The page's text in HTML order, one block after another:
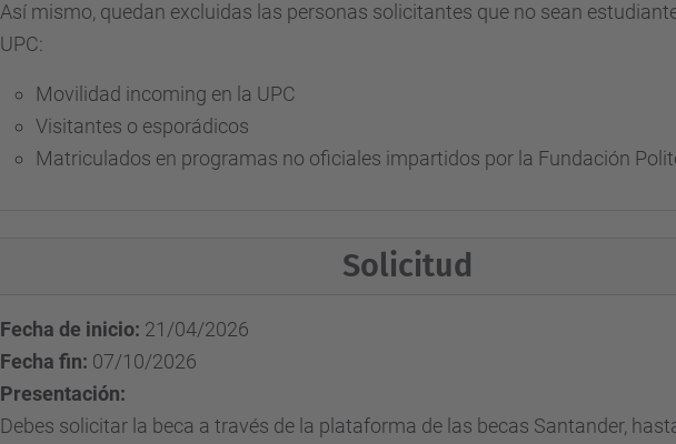
Así mismo, quedan excluidas las personas solicitantes que no sean
UPC:
Movilidad incoming en la UPC
Visitantes o esporádicos
Matriculados en programas no oficiales impartidos por la Fundación
Solicitud
Fecha de inicio: 21/04/2026
Fecha fin: 07/10/2026
Presentación:
Debes solicitar la beca a través de la plataforma de las becas Santander,